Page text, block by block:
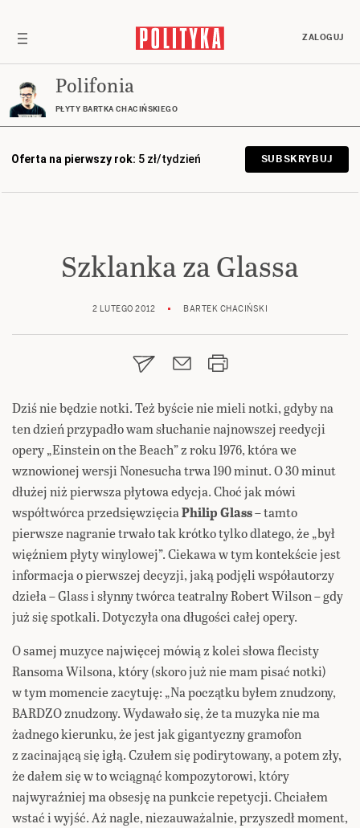
ZALOGUJ
Polifonia
PŁYTY BARTKA CHACIŃSKIEGO
Oferta na pierwszy rok: 5 zł/tydzień SUBSKRYBUJ
Szklanka za Glassa
2 LUTEGO 2012 BARTEK CHACIŃSKI
Dziś nie będzie notki. Też byście nie mieli notki, gdyby na
ten dzień przypadło wam słuchanie najnowszej reedycji
opery „Einstein on the Beach” z roku 1976, która we
wznowionej wersji Nonesucha trwa 190 minut. O 30 minut
dłużej niż pierwsza płytowa edycja. Choć jak mówi
współtwórca przedsięwzięciaPhilip Glass– tamto
pierwsze nagranie trwało tak krótko tylko dlatego, że „był
więźniem płyty winylowej”. Ciekawa w tym kontekście jest
informacja o pierwszej decyzji, jaką podjęli współautorzy
dzieła – Glass i słynny twórca teatralny Robert Wilson – gdy
już się spotkali. Dotyczyła ona długości całej opery.
O samej muzyce najwięcej mówią z kolei słowa flecisty
Ransoma Wilsona, który (skoro już nie mam pisać notki)
w tym momencie zacytuję: „Na początku byłem znudzony,
BARDZO znudzony. Wydawało się, że ta muzyka nie ma
żadnego kierunku, że jest jak gigantyczny gramofon
z zacinającą się igłą. Czułem się podirytowany, a potem zły,
że dałem się w to wciągnąć kompozytorowi, który
najwyraźniej ma obsesję na punkcie repetycji. Chciałem
wstać i wyjść. Aż nagle, niezauważalnie, przyszedł moment,